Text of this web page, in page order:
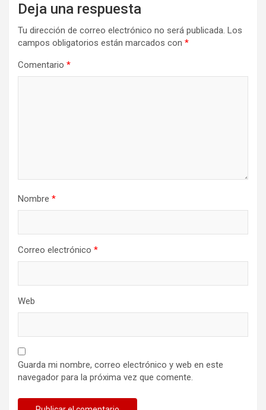
Deja una respuesta
Tu dirección de correo electrónico no será publicada. Los
campos obligatorios están marcados con *
Comentario *
Nombre *
Correo electrónico *
Web
Guarda mi nombre, correo electrónico y web en este
navegador para la próxima vez que comente.